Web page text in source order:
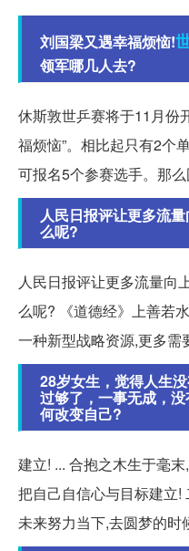
刘国梁又遇幸福烦恼!
领军哪几人去?
休斯敦世乒赛将于11月份
福烦恼”。相比起只有2个
可报名5个参赛选手。那么
人民日报评让更多流
么呢?
人民日报评让更多流量向
么呢? 《道德经》上善若
一种新型战略资源,更多需
28岁女生，觉得人生
过够了，一事无成，
何改变自己?
建立! ... 合抱之木生于毫
把自己自信心与目标建立
未来努力当下,去圆梦的时